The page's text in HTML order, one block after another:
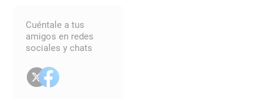
Cuéntale a tus
amigos en redes
sociales y chats